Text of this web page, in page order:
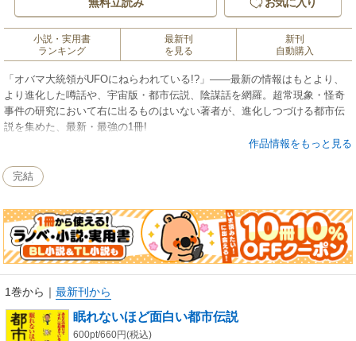
小説・実用書
ランキング
最新刊
を見る
新刊
自動購入
「オバマ大統領がUFOにねらわれている!?」――最新の情報はもとより、
より進化した噂話や、宇宙版・都市伝説、陰謀話を網羅。超常現象・怪奇
事件の研究において右に出るものはいない著者が、進化しつづける都市伝
説を集めた、最新・最強の1冊!
作品情報をもっと見る
完結
1巻から ｜ 最新刊から
眠れないほど面白い都市伝説
600pt/660円(税込)